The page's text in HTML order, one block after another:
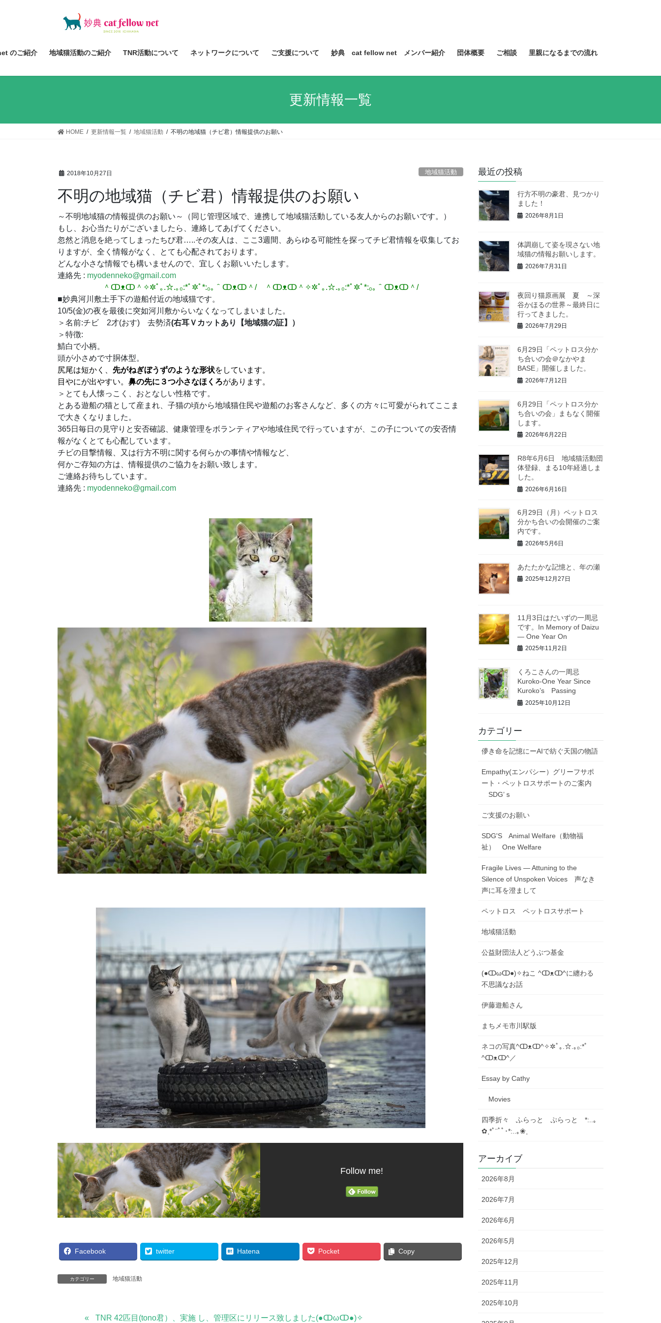
ツ
ス
シ
ン
のご紹介 地域猫活動のご紹介 TNR活動について ネットワークについて ご支援について 妙典 cat fellow net メンバー紹介 団体概要 ご相談 里親になるまでの流れ
更新情報一覧
HOME 更新情報一覧 地域猫活動 不明の地域猫（チビ君）情報提供のお願い
2018年10月27日 地域猫活動
不明の地域猫（チビ君）情報提供のお願い
～不明地域猫の情報提供のお願い～（同じ管理区域で、連携して地域猫活動している友人からのお願いです。）
もし、お心当たりがございましたら、連絡してあげてください。
忽然と消息を絶ってしまったちび君…..その友人は、ここ3週間、あらゆる可能性を探ってチビ君情報を収集してお
りますが、全く情報がなく、とても心配されております。
どんな小さな情報でも構いませんので、宜しくお願いいたします。
連絡先 : myodenneko@gmail.com
＾ↀᴥↀ＾✧✲ﾟ｡.☆.｡₀:*ﾟ✲ﾟ*:₀｡＾ↀᴥↀ＾/ ​＾ↀᴥↀ＾✧✲ﾟ｡.☆.｡₀:*ﾟ✲ﾟ*:₀｡＾ↀᴥↀ＾/
■妙典河川敷土手下の遊船付近の地域猫です。
10/5(金)の夜を最後に突如河川敷からいなくなってしまいました。
＞名前:チビ 2才(おす) 去勢済(右耳Ｖカットあり【地域猫の証】）
＞特徴:
鯖白で小柄。
頭が小さめで寸胴体型。
尻尾は短かく、 先がねぎぼうずのような形状をしています。
目やにが出やすい。 鼻の先に３つ小さなほくろがあります。
＞とても人懐っこく、おとなしい性格です。
とある遊船の猫として産まれ、 子猫の頃から地域猫住民や遊船のお客さんなど、 多くの方々に可愛がられてここま
で大きくなりました。
365日毎日の見守りと安否確認、 健康管理をボランティアや地域住民で行っていますが、
この子についての安否情
報がなくとても心配しています。
チビの目撃情報、又は行方不明に関する何らかの事情や情報など、
何かご存知の方は、情報提供のご協力をお願い致します。
ご連絡お待ちしています。
連絡先 : myodenneko@gmail.com
Follow me!
Facebook twitter Hatena Pocket Copy
カテゴリー 地域猫活動
TNR 42匹目(tono君）、実施 し、管理区にリリース致しました(●ↀωↀ●)✧
最近の投稿
行方不明の豪君、見つかり
ました！
2026年8月1日
体調崩して姿を現さない地
域猫の情報お願いします。
2026年7月31日
夜回り猫原画展 夏 ～深
谷かほるの世界～最終日に
行ってきました。
2026年7月29日
6月29日「ペットロス分か
ち合いの会＠なかやま
BASE」開催しました。
2026年7月12日
6月29日「ペットロス分か
ち合いの会」まもなく開催
します。
2026年6月22日
R8年6月6日 地域猫活動団
体登録、まる10年経過しま
した。
2026年6月16日
6月29日（月）ペットロス
分かち合いの会開催のご案
内です。
2026年5月6日
あたたかな記憶と、年の瀬
2025年12月27日
11月3日はだいずの一周忌
です。In Memory of Daizu
— One Year On
2025年11月2日
くろこさんの一周忌
Kuroko-One Year Since
Kuroko’s Passing
2025年10月12日
カテゴリー
儚き命を記憶にーAIで紡ぐ天国の物語
Empathy(エンパシー）グリーフサポ
ート・ペットロスサポートのご案内
SDG’ｓ
ご支援のお願い
SDG'S Animal Welfare（動物福
祉） One Welfare
Fragile Lives — Attuning to the
Silence of Unspoken Voices 声なき
声に耳を澄まして
ペットロス ペットロスサポート
地域猫活動
公益財団法人どうぶつ基金
(●ↀωↀ●)✧ねこ ^ↀᴥↀ^に纏わる
不思議なお話
伊藤遊船さん
まちメモ市川駅版
ネコの写真​^ↀᴥↀ^✧✲ﾟ｡.☆.｡₀:*ﾟ
^ↀᴥↀ^／
Essay by Cathy
Movies
四季折々 ふらっと ぷらっと *:..｡
✿ ฺ*ﾟ¨ﾟﾟ･*:..｡❀ ฺ
アーカイブ
2026年8月
2026年7月
2026年6月
2026年5月
2025年12月
2025年11月
2025年10月